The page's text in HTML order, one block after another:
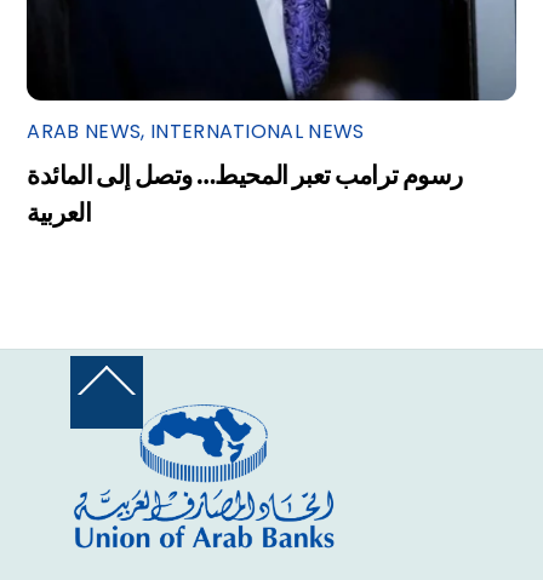
ARAB NEWS, INTERNATIONAL NEWS
رسوم ترامب تعبر المحيط… وتصل إلى المائدة
العربية
Back
Top